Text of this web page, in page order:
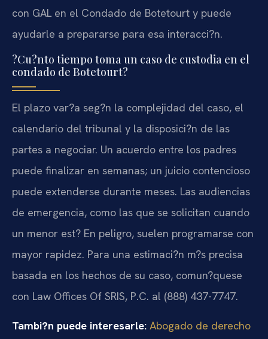
con GAL en el Condado de Botetourt y puede
ayudarle a prepararse para esa interacci?n.
?Cu?nto tiempo toma un caso de custodia en el
condado de Botetourt?
El plazo var?a seg?n la complejidad del caso, el
calendario del tribunal y la disposici?n de las
partes a negociar. Un acuerdo entre los padres
puede finalizar en semanas; un juicio contencioso
puede extenderse durante meses. Las audiencias
de emergencia, como las que se solicitan cuando
un menor est? En peligro, suelen programarse con
mayor rapidez. Para una estimaci?n m?s precisa
basada en los hechos de su caso, comun?quese
con Law Offices Of SRIS, P.C. al (888) 437-7747.
Tambi?n puede interesarle: Abogado de derecho